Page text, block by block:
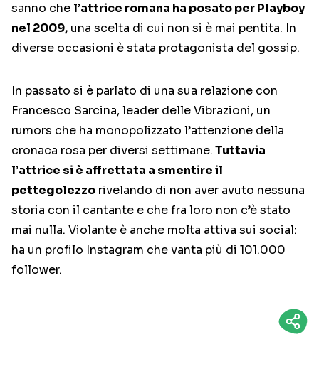
sanno che l’attrice romana ha posato per Playboy
nel 2009, una scelta di cui non si è mai pentita. In
diverse occasioni è stata protagonista del gossip.
In passato si è parlato di una sua relazione con
Francesco Sarcina, leader delle Vibrazioni, un
rumors che ha monopolizzato l’attenzione della
cronaca rosa per diversi settimane.Tuttavia
l’attrice si è affrettata a smentire il
pettegolezzo rivelando di non aver avuto nessuna
storia con il cantante e che fra loro non c’è stato
mai nulla. Violante è anche molta attiva sui social:
ha un profilo Instagram che vanta più di 101.000
follower.